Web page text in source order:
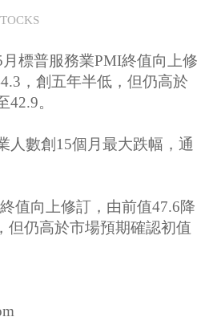
標普服務業PMI終值向上修
，創五年半低，但仍高於
。
人數創15個月最大跌幅，通
值向上修訂，由前值47.6降
但仍高於市場預期確認初值